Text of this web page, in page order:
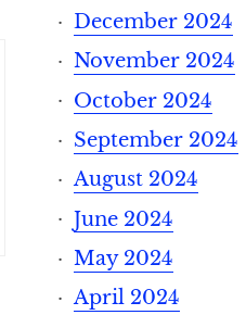
December 2024
November 2024
October 2024
September 2024
August 2024
June 2024
May 2024
April 2024